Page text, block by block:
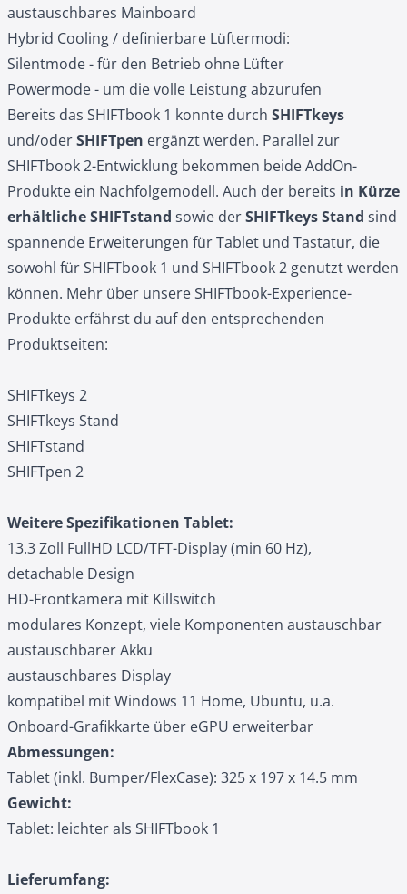
austauschbares Mainboard
Hybrid Cooling / definierbare Lüftermodi:
Silentmode - für den Betrieb ohne Lüfter
Powermode - um die volle Leistung abzurufen
Bereits das SHIFTbook 1 konnte durch SHIFTkeys
und/oderSHIFTpen ergänzt werden. Parallel zur
SHIFTbook 2-Entwicklung bekommen beide AddOn-
Produkte ein Nachfolgemodell. Auch der bereits in Kürze
erhältliche SHIFTstand sowie derSHIFTkeys Stand sind
spannende Erweiterungen für Tablet und Tastatur, die
sowohl für SHIFTbook 1 und SHIFTbook 2 genutzt werden
können. Mehr über unsere SHIFTbook-Experience-
Produkte erfährst du auf den entsprechenden
Produktseiten:
SHIFTkeys 2
SHIFTkeys Stand
SHIFTstand
SHIFTpen 2
Weitere Spezifikationen Tablet:
13.3 Zoll FullHD LCD/TFT-Display (min 60 Hz),
detachable Design
HD-Frontkamera mit Killswitch
modulares Konzept, viele Komponenten austauschbar
austauschbarer Akku
austauschbares Display
kompatibel mit Windows 11 Home, Ubuntu, u.a.
Onboard-Grafikkarte über eGPU erweiterbar
Abmessungen:
Tablet (inkl. Bumper/FlexCase): 325 x 197 x 14.5 mm
Gewicht:
Tablet: leichter als SHIFTbook 1
Lieferumfang: